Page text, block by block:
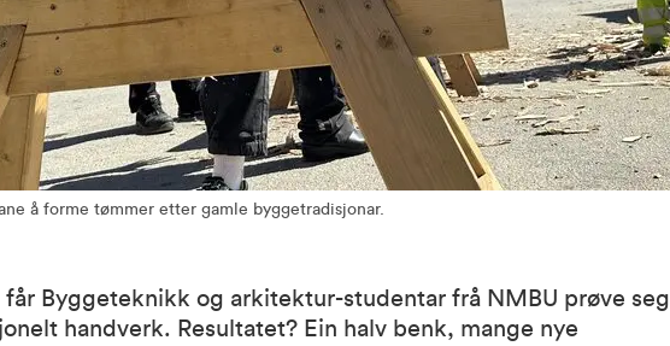
å forme tømmer etter gamle byggetradisjonar.
får Byggeteknikk og arkitektur-studentar frå NMBU prøve seg
handverk. Resultatet? Ein halv benk, mange nye